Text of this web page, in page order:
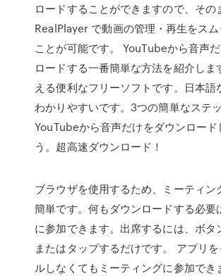
ロードすることができますので、その
RealPlayer で動画の管理・再生をスム
ことが可能です。 YouTubeから音声
ロードする一番簡単な方法を紹介しま
える便利なフリーソフトです。日本語
わかりやすいです。3つの簡単なステ
YouTubeから音声だけをダウンロード
う。超高速ダウンロード！
ブラウザを使用するため、ミーティン
簡単です。何もダウンロードする必要
に参加できます。出席するには、ボタ
またはタップするだけです。 アプリ
ルしなくてもミーティングに参加でき